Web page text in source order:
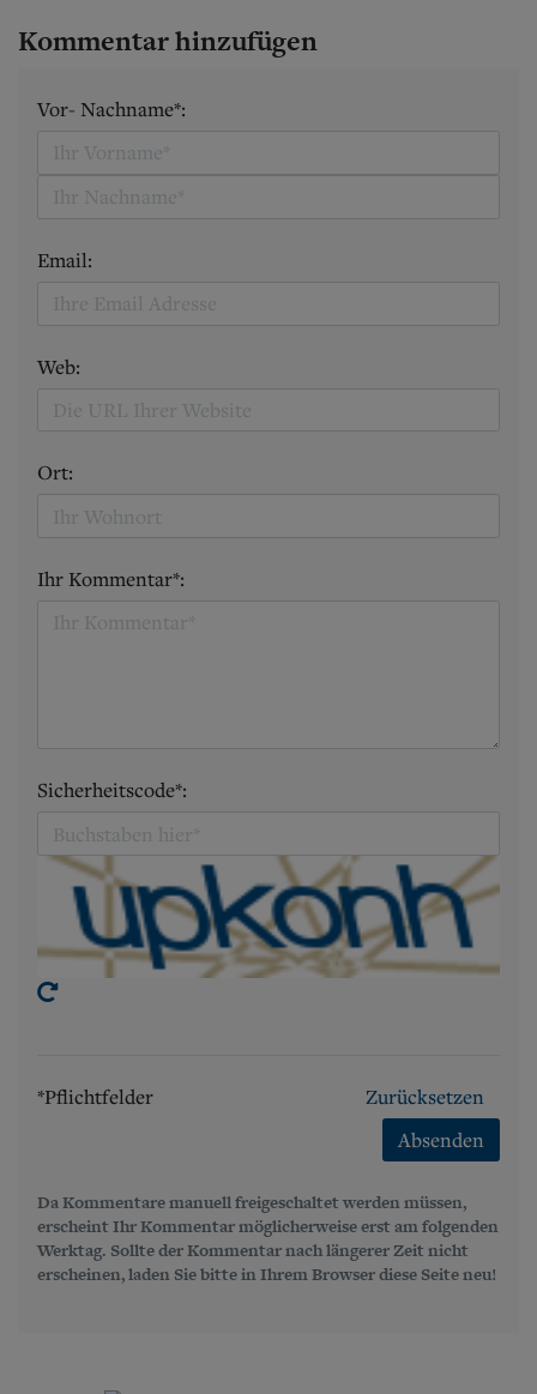
Kommentar hinzufügen
Vor- Nachname*:
Email:
Web:
Ort:
Ihr Kommentar*:
Sicherheitscode*:
*Pflichtfelder
Zurücksetzen
Absenden
Da Kommentare manuell freigeschaltet werden müssen,
erscheint Ihr Kommentar möglicherweise erst am folgenden
Werktag. Sollte der Kommentar nach längerer Zeit nicht
erscheinen, laden Sie bitte in Ihrem Browser diese Seite neu!